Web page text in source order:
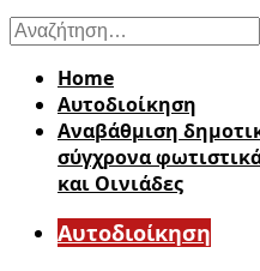
Αναζήτηση
για:
Home
Αυτοδιοίκηση
Αναβάθμιση
σύγχρονα
και Οινιάδες
Αυτοδιοίκηση